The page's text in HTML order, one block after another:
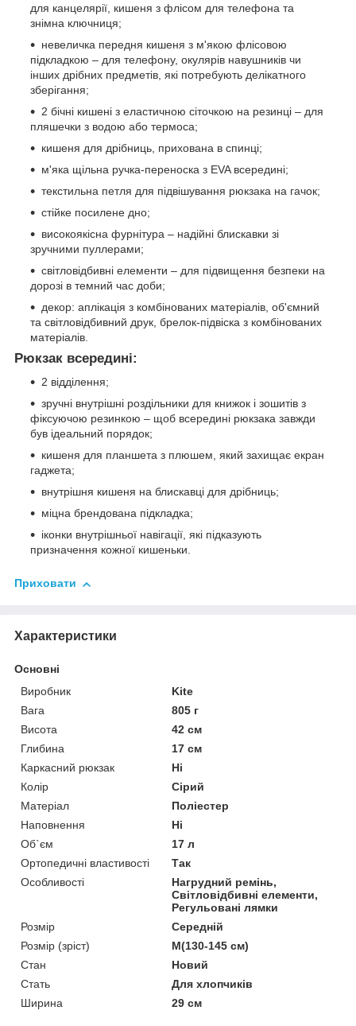
для канцелярії, кишеня з флісом для телефона та
знімна ключниця;
невеличка передня кишеня з м'якою флісовою
підкладкою – для телефону, окулярів навушників чи
інших дрібних предметів, які потребують делікатного
зберігання;
2 бічні кишені з еластичною сіточкою на резинці – для
пляшечки з водою або термоса;
кишеня для дрібниць, прихована в спинці;
м'яка щільна ручка-переноска з EVA всередині;
текстильна петля для підвішування рюкзака на гачок;
стійке посилене дно;
високоякісна фурнітура – надійні блискавки зі
зручними пуллерами;
світловідбивні елементи – для підвищення безпеки на
дорозі в темний час доби;
декор: аплікація з комбінованих матеріалів, об'ємний
та світловідбивний друк, брелок-підвіска з комбінованих
матеріалів.
Рюкзак всередині:
2 відділення;
зручні внутрішні роздільники для книжок і зошитів з
фіксуючою резинкою – щоб всередині рюкзака завжди
був ідеальний порядок;
кишеня для планшета з плюшем, який захищає екран
гаджета;
внутрішня кишеня на блискавці для дрібниць;
міцна брендована підкладка;
іконки внутрішньої навігації, які підказують
призначення кожної кишеньки.
Приховати
Характеристики
Основні
Виробник
Kite
Вага
805 г
Висота
42 см
Глибина
17 см
Каркасний рюкзак
Ні
Колір
Сірий
Матеріал
Поліестер
Наповнення
Ні
Об`єм
17 л
Ортопедичні властивості
Так
Особливості
Нагрудний ремінь,
Світловідбивні елементи,
Регульовані лямки
Розмір
Середній
Розмір (зріст)
M(130-145 см)
Стан
Новий
Стать
Для хлопчиків
Ширина
29 см